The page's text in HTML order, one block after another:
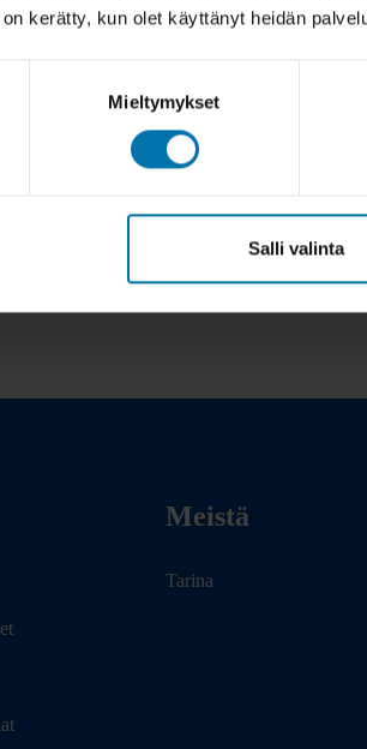
kerätty, kun olet käyttänyt heidän
Mieltymykset
Salli valinta
Meistä
Tarina